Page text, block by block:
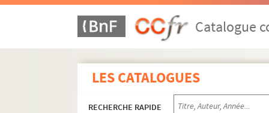
Catalogue
LES CATALOGUES
RECHERCHE RAPIDE